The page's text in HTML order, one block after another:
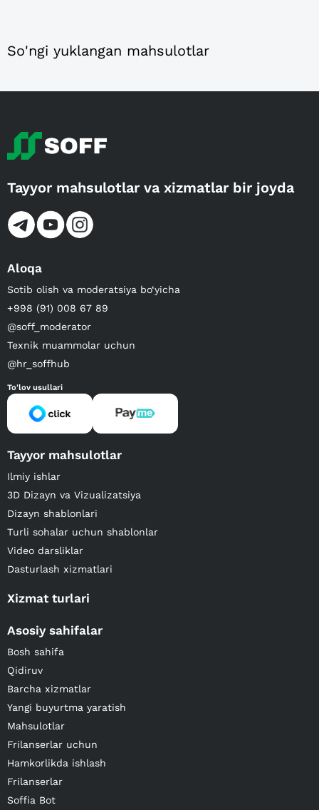
So'ngi yuklangan mahsulotlar
Tayyor mahsulotlar va xizmatlar bir joyda
Aloqa
Sotib olish va moderatsiya bo‘yicha
+998 (91) 008 67 89
@soff_moderator
Texnik muammolar uchun
@hr_soffhub
To'lov usullari
Tayyor mahsulotlar
Ilmiy ishlar
3D Dizayn va Vizualizatsiya
Dizayn shablonlari
Turli sohalar uchun shablonlar
Video darsliklar
Dasturlash xizmatlari
Xizmat turlari
Asosiy sahifalar
Bosh sahifa
Qidiruv
Barcha xizmatlar
Yangi buyurtma yaratish
Mahsulotlar
Frilanserlar uchun
Hamkorlikda ishlash
Frilanserlar
Soffia Bot